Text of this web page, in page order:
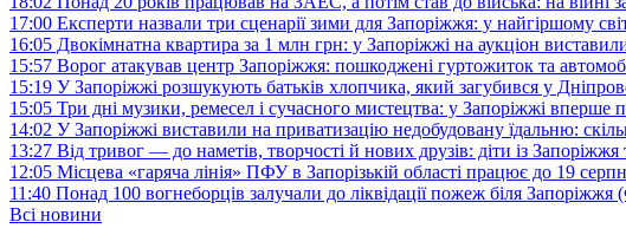
17:00 Експерти назвали три сценарії зими для Запоріжжя: у найгіршому
16:05 Двокімнатна квартира за 1 млн грн: у Запоріжжі на аукціон
15:57 Ворог атакував центр Запоріжжя: пошкоджені гуртожиток та
15:19 У Запоріжжі розшукують батьків хлопчика, який загубився у
15:05 Три дні музики, ремесел і сучасного мистецтва: у Запоріжжі вперше
14:02 У Запоріжжі виставили на приватизацію недобудовану їдальню:
13:27 Від тривог — до наметів, творчості й нових друзів: діти із
12:05 Місцева «гаряча лінія» ПФУ в Запорізькій області працює до 19
11:40 Понад 100 вогнеборців залучали до ліквідації пожеж біля
Всі новини